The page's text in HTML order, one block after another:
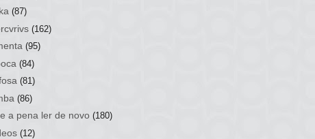
(87)
(162)
(95)
(84)
(81)
(86)
a pena ler de novo (180)
(12)